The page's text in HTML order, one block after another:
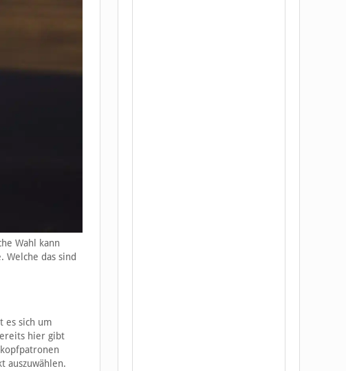
Wahl kann
das sind
es sich um
hier gibt
auszuwählen.